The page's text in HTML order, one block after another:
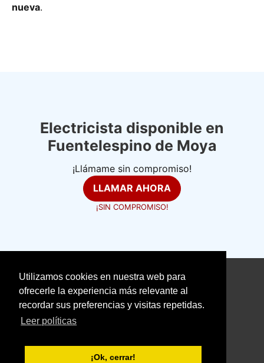
Utilizamos cookies en nuestra web para
ofrecerle la experiencia más relevante al
recordar sus preferencias y visitas repetidas.
Leer políticas
¡Ok, cerrar!
nueva.
Electricista disponible en
Fuentelespino de Moya
¡Llámame sin compromiso!
LLAMAR AHORA
¡SIN COMPROMISO!
electricistasexpertos.com
Aviso Legal
With love ❤️ seoclic.com